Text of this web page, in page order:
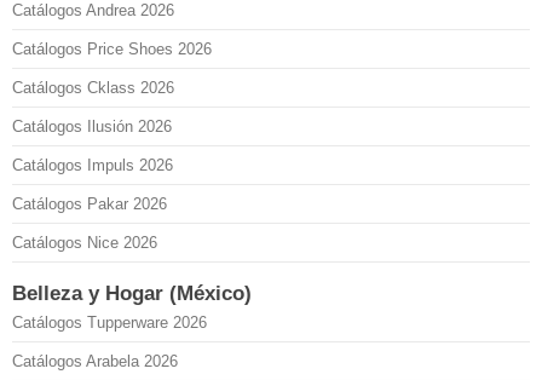
Catálogos Andrea 2026
Catálogos Price Shoes 2026
Catálogos Cklass 2026
Catálogos Ilusión 2026
Catálogos Impuls 2026
Catálogos Pakar 2026
Catálogos Nice 2026
Belleza y Hogar (México)
Catálogos Tupperware 2026
Catálogos Arabela 2026